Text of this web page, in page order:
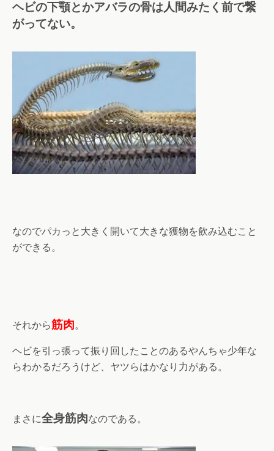
ヘビの下顎とかアバラの骨は人間みたく前で繋
がってない。
なのでパカっと大きく開いて大きな獲物を飲み込むこと
ができる。
それから筋肉。
ヘビを引っ張って振り回したことのあるやんちゃ少年な
らわかるだろうけど、ヤツらはかなり力がある。
まさに全身筋肉なのである。